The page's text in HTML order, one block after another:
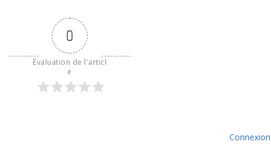
0
Évaluation de l'articl
e
Connexion